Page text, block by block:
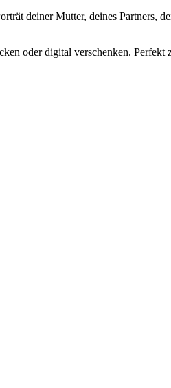
deiner Mutter, deines Partners,
oder digital verschenken. Perfekt